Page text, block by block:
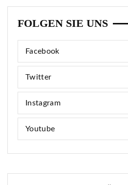
FOLGEN SIE UNS
Facebook
Twitter
Instagram
Youtube